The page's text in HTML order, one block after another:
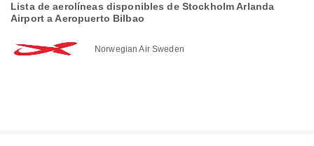
Lista de aerolíneas disponibles de Stockholm Arlanda
Airport a Aeropuerto Bilbao
Norwegian Air Sweden